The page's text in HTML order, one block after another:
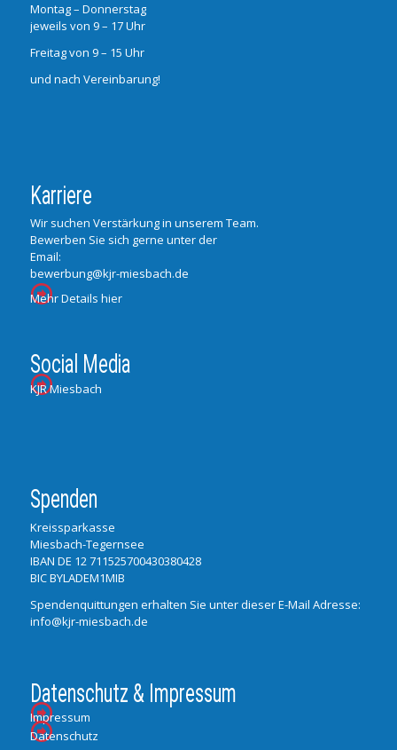
Montag – Donnerstag
jeweils von 9 – 17 Uhr
Freitag von 9 – 15 Uhr
und nach Vereinbarung!
Karriere
Wir suchen Verstärkung in unserem Team.
Bewerben Sie sich gerne unter der
Email:
bewerbung@kjr-miesbach.de
Mehr Details hier
Social Media
KJR Miesbach
Spenden
Kreissparkasse
Miesbach-Tegernsee
IBAN DE 12 711525700430380428
BIC BYLADEM1MIB
Spendenquittungen erhalten Sie unter dieser E-Mail Adresse:
info@kjr-miesbach.de
Datenschutz & Impressum
Impressum
Datenschutz